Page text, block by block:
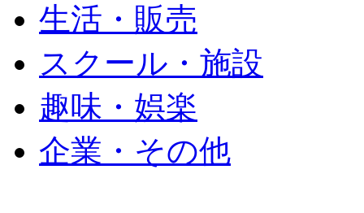
生活・販売
スクール・施設
趣味・娯楽
企業・その他